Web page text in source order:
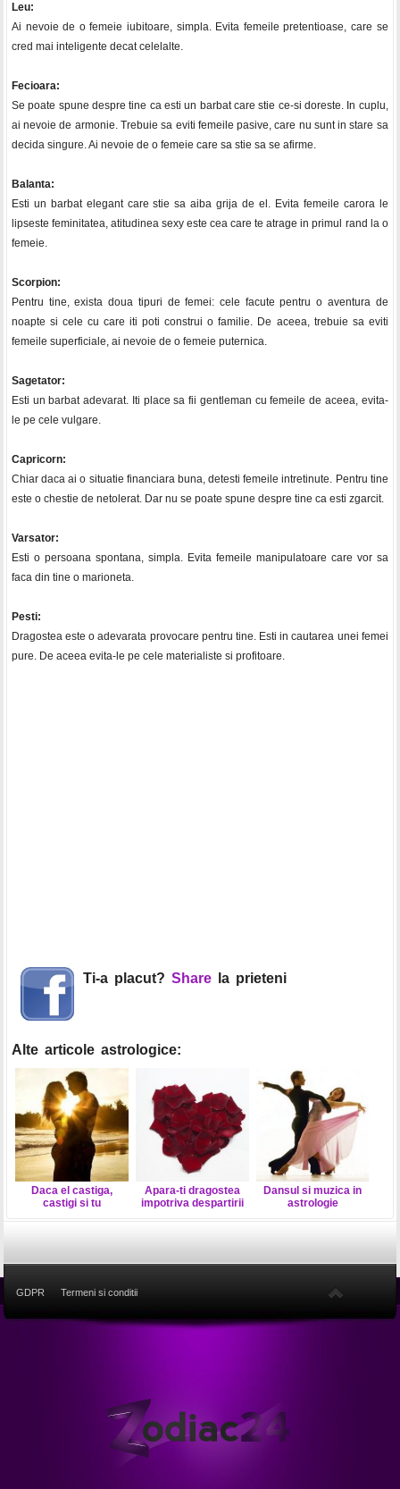
Leu:
Ai nevoie de o femeie iubitoare, simpla. Evita femeile pretentioase, care se
cred mai inteligente decat celelalte.
Fecioara:
Se poate spune despre tine ca esti un barbat care stie ce-si doreste. In cuplu,
ai nevoie de armonie. Trebuie sa eviti femeile pasive, care nu sunt in stare sa
decida singure. Ai nevoie de o femeie care sa stie sa se afirme.
Balanta:
Esti un barbat elegant care stie sa aiba grija de el. Evita femeile carora le
lipseste feminitatea, atitudinea sexy este cea care te atrage in primul rand la o
femeie.
Scorpion:
Pentru tine, exista doua tipuri de femei: cele facute pentru o aventura de
noapte si cele cu care iti poti construi o familie. De aceea, trebuie sa eviti
femeile superficiale, ai nevoie de o femeie puternica.
Sagetator:
Esti un barbat adevarat. Iti place sa fii gentleman cu femeile de aceea, evita-
le pe cele vulgare.
Capricorn:
Chiar daca ai o situatie financiara buna, detesti femeile intretinute. Pentru tine
este o chestie de netolerat. Dar nu se poate spune despre tine ca esti zgarcit.
Varsator:
Esti o persoana spontana, simpla. Evita femeile manipulatoare care vor sa
faca din tine o marioneta.
Pesti:
Dragostea este o adevarata provocare pentru tine. Esti in cautarea unei femei
pure. De aceea evita-le pe cele materialiste si profitoare.
Ti-a placut? Share la prieteni
Alte articole astrologice:
Daca el castiga,
castigi si tu
Apara-ti dragostea
impotriva despartirii
Dansul si muzica in
astrologie
GDPR Termeni si conditii